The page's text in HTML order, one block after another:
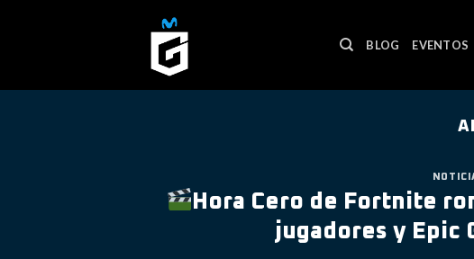
BLOG EVENTOS
Hora Cero de Fortnite
jugadores y Epic